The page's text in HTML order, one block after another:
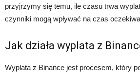
przyjrzymy się temu, ile czasu trwa
czynniki mogą wpływać na czas
Jak działa wyplata z
Wyplata z Binance jest procesem, który